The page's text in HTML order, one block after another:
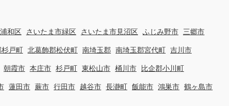
和区 さいたま市緑区 さいたま市見沼区 ふじみ野市 三郷市
戸町 北葛飾郡松伏町 南埼玉郡 南埼玉郡宮代町 吉川市
朝霞市 本庄市 杉戸町 東松山市 桶川市 比企郡小川町
蓮田市 蕨市 行田市 越谷市 長瀞町 飯能市 鴻巣市 鶴ヶ島市